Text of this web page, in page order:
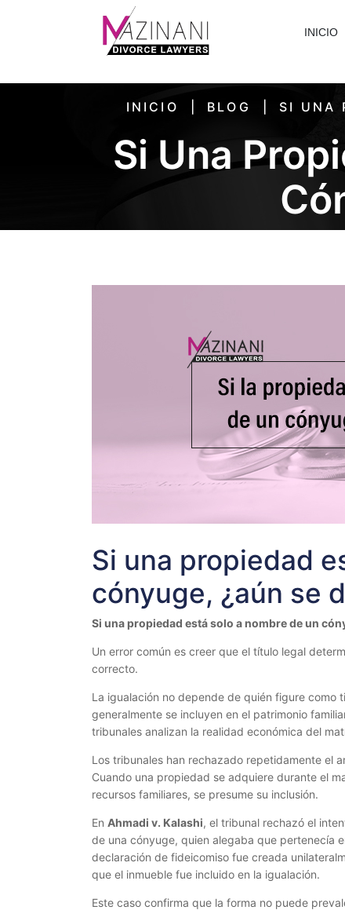
INICIO
INICIO BLOG SI UNA
Si Una
Si una propiedad
cónyuge, ¿aún se
Si una propiedad está solo a nombre de un
Un error común es creer que el título legal
correcto.
La igualación no depende de quién figure como
generalmente se incluyen en el patrimonio
tribunales analizan la realidad económica del
Los tribunales han rechazado repetidamente el
Cuando una propiedad se adquiere durante el
recursos familiares, se presume su inclusión.
En Ahmadi v. Kalashi, el tribunal rechazó el
de una cónyuge, quien alegaba que pertenecía
declaración de fideicomiso fue creada
que el inmueble fue incluido en la igualación.
Este caso confirma que la forma no puede